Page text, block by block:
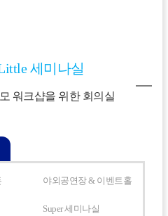
세미나실
워크샵을 위한 회의실
야외공연장 & 이벤트홀
Super 세미나실